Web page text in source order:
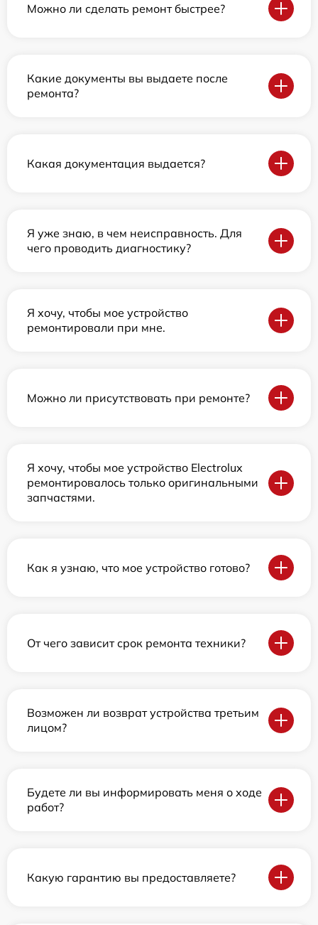
Можно ли сделать ремонт быстрее?
Какие документы вы выдаете после
ремонта?
Какая документация выдается?
Я уже знаю, в чем неисправность. Для
чего проводить диагностику?
Я хочу, чтобы мое устройство
ремонтировали при мне.
Можно ли присутствовать при ремонте?
Я хочу, чтобы мое устройство Electrolux
ремонтировалось только оригинальными
запчастями.
Как я узнаю, что мое устройство готово?
От чего зависит срок ремонта техники?
Возможен ли возврат устройства третьим
лицом?
Будете ли вы информировать меня о ходе
работ?
Какую гарантию вы предоставляете?